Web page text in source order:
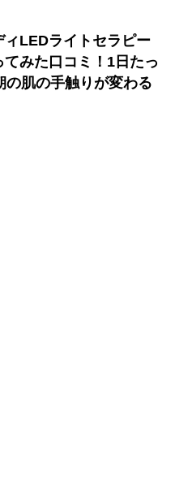
ィLEDライトセラピー
てみた口コミ！1日たっ
の肌の手触りが変わる